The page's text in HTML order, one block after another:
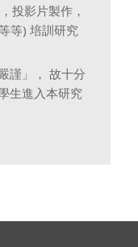
投影片製作，
等) 培訓研究
謹」， 故十分
生進入本研究